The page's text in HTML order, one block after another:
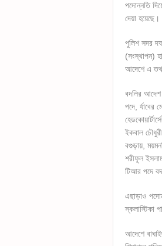
পদোন্নতি
দেয়া হয়েছে।
পুলিশ সদর
(সংস্থাপন)
আদেশে এ
বদলির আদেশ
পদে, র্যাবের
ইকবাল
বগুড়ায়,
শরীফূল
টিআর পদে
এছাড়াও
স্কলাস্টিকা
আদেশে